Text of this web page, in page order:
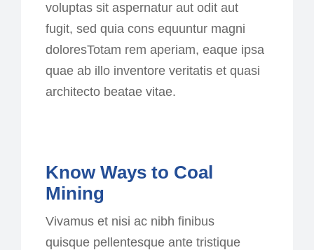
voluptas sit aspernatur aut odit aut
fugit, sed quia cons equuntur magni
doloresTotam rem aperiam, eaque ipsa
quae ab illo inventore veritatis et quasi
architecto beatae vitae.
Know Ways to Coal
Mining
Vivamus et nisi ac nibh finibus
quisque pellentesque ante tristique